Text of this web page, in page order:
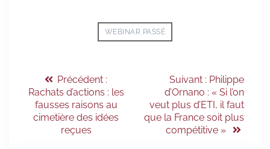
WEBINAR PASSÉ
Précédent :
Rachats d’actions : les
fausses raisons au
cimetière des idées
reçues
Suivant : Philippe
d’Ornano : « Si l’on
veut plus d’ETI, il faut
que la France soit plus
compétitive »